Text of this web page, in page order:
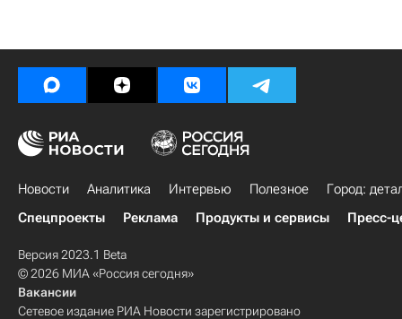
Новости Аналитика Интервью Полезное
Город:
Спецпроекты
Реклама Продукты и сервисы Пресс-
Версия 2023.1 Beta
© 2026 МИА «Россия сегодня»
Вакансии
Сетевое издание РИА Новости зарегистрировано